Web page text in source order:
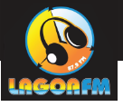
Início TOCANTINS